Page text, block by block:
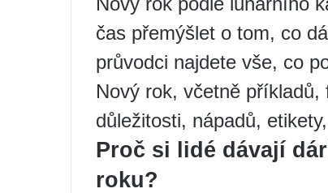
čas přemýšlet o tom, co
průvodci najdete vše, co
Nový rok, včetně
důležitosti, nápadů,
Proč si lidé dávají
roku?